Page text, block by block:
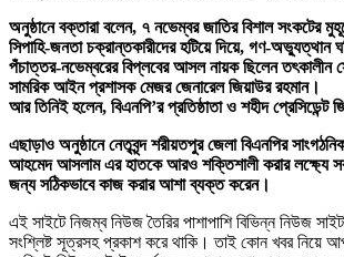
অনুষ্ঠানে বক্তারা বলেন, ৭ নভেম্বর জাতির বিশাল সংকটের
সিপাহি-জনতা চক্রান্তকারীদের হটিয়ে দিয়ে, গণ-অভ্যুত্থান
পঁচাত্তর-নভেম্বরের বিপ্লবের আসল নায়ক ছিলেন তৎকালীন
সামরিক আইন প্রশাসক মেজর জেনারেল জিয়াউর রহমান।
আর তিনিই হলেন, বিএনপি’র প্রতিষ্ঠাতা ও শহীদ প্রেসিডেন্ট
এছাড়াও অনুষ্ঠানে নেতৃবৃন্দ শরীয়তপুর জেলা বিএনপির
আহমেদ আসলাম এর হাতকে আরও শক্তিশালী করার লক্ষ্যে
জন্য সঠিকভাবে কাজ করার আশা ব্যক্ত করেন।
এই সাইটে নিজম্ব নিউজ তৈরির পাশাপাশি বিভিন্ন নিউজ
সংশ্লিষ্ট সূত্রসহ প্রকাশ করে থাকি। তাই কোন খবর নিয়ে